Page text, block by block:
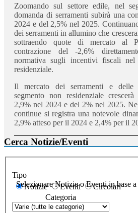
Zoomando sul settore edile, nel
domanda di serramenti subirà una
2024 e del 2,5% nel 2025.
dei serramenti in allumino che
sottraendo quote di mercato al
contrazione del -2,6%
normativa sugli incentivi fiscali nel
residenziale.
Il mercato dei serramenti e delle
segmento non residenziale crescerà
2,9% nel 2024 e del 2% nel 2025.
continue si registra una notevole
2,9% atteso per il 2024 e 2,4% per il
Cerca Notizie/Eventi
Tipo
Selezionare Notizie o Eventi in base
Notizie Eventi
Circolari
Categoria